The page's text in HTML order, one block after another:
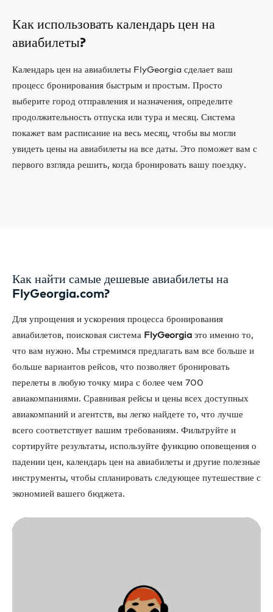
Как использовать календарь цен на
авиабилеты?
Календарь цен на авиабилеты FlyGeorgia сделает ваш
процесс бронирования быстрым и простым. Просто
выберите город отправления и назначения, определите
продолжительность отпуска или тура и месяц. Система
покажет вам расписание на весь месяц, чтобы вы могли
увидеть цены на авиабилеты на все даты. Это поможет вам с
первого взгляда решить, когда бронировать вашу поездку.
Как найти самые дешевые авиабилеты на
FlyGeorgia.com?
Для упрощения и ускорения процесса бронирования
авиабилетов, поисковая система FlyGeorgia это именно то,
что вам нужно. Мы стремимся предлагать вам все больше и
больше вариантов рейсов, что позволяет бронировать
перелеты в любую точку мира с более чем 700
авиакомпаниями. Сравнивая рейсы и цены всех доступных
авиакомпаний и агентств, вы легко найдете то, что лучше
всего соответствует вашим требованиям. Фильтруйте и
сортируйте результаты, используйте функцию оповещения о
падении цен, календарь цен на авиабилеты и другие полезные
инструменты, чтобы спланировать следующее путешествие с
экономией вашего бюджета.